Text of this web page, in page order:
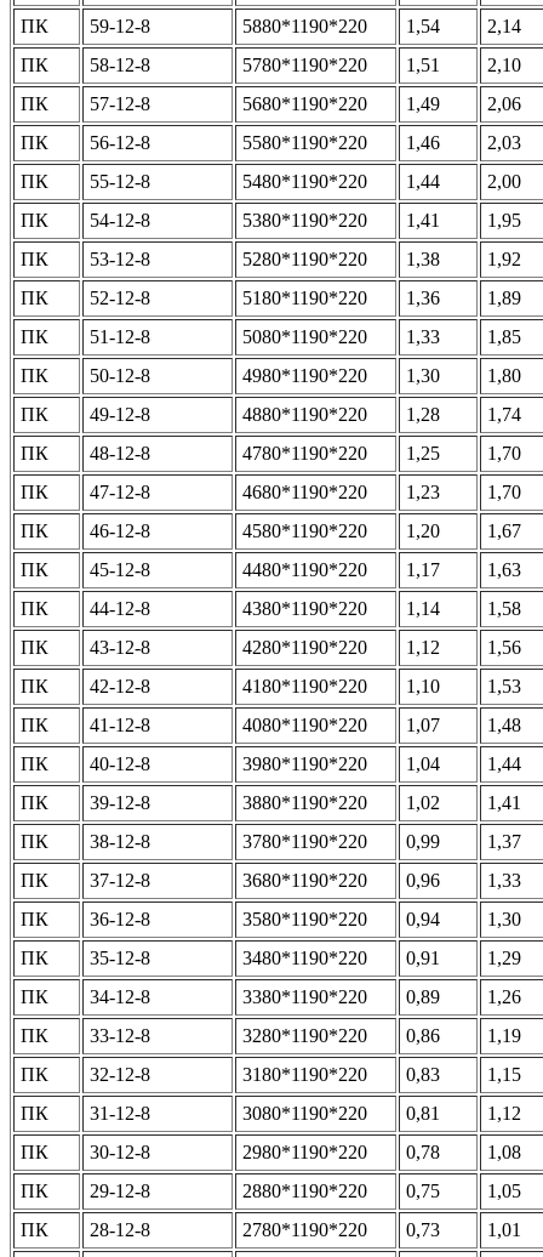
ПК
59-12-8 5880*1190*220 1,54
2,14
ПК
58-12-8 5780*1190*220 1,51
2,10
ПК
57-12-8 5680*1190*220 1,49
2,06
ПК
56-12-8 5580*1190*220 1,46
2,03
ПК
55-12-8 5480*1190*220 1,44
2,00
ПК
54-12-8 5380*1190*220 1,41
1,95
ПК
53-12-8 5280*1190*220 1,38
1,92
ПК
52-12-8 5180*1190*220 1,36
1,89
ПК
51-12-8 5080*1190*220 1,33
1,85
ПК
50-12-8 4980*1190*220 1,30
1,80
ПК
49-12-8 4880*1190*220 1,28
1,74
ПК
48-12-8 4780*1190*220 1,25
1,70
ПК
47-12-8 4680*1190*220 1,23
1,70
ПК
46-12-8 4580*1190*220 1,20
1,67
ПК
45-12-8 4480*1190*220 1,17
1,63
ПК
44-12-8 4380*1190*220 1,14
1,58
ПК
43-12-8 4280*1190*220 1,12
1,56
ПК
42-12-8 4180*1190*220 1,10
1,53
ПК
41-12-8 4080*1190*220 1,07
1,48
ПК
40-12-8 3980*1190*220 1,04
1,44
ПК
39-12-8 3880*1190*220 1,02
1,41
ПК
38-12-8 3780*1190*220 0,99
1,37
ПК
37-12-8 3680*1190*220 0,96
1,33
ПК
36-12-8 3580*1190*220 0,94
1,30
ПК
35-12-8 3480*1190*220 0,91
1,29
ПК
34-12-8 3380*1190*220 0,89
1,26
ПК
33-12-8 3280*1190*220 0,86
1,19
ПК
32-12-8 3180*1190*220 0,83
1,15
ПК
31-12-8 3080*1190*220 0,81
1,12
ПК
30-12-8 2980*1190*220 0,78
1,08
ПК
29-12-8 2880*1190*220 0,75
1,05
ПК
28-12-8 2780*1190*220 0,73
1,01